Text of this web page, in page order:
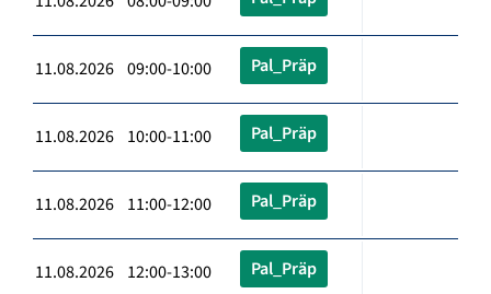
11.08.2026 09:00-10:00 Pal_Präp
11.08.2026 10:00-11:00 Pal_Präp
11.08.2026 11:00-12:00 Pal_Präp
11.08.2026 12:00-13:00 Pal_Präp